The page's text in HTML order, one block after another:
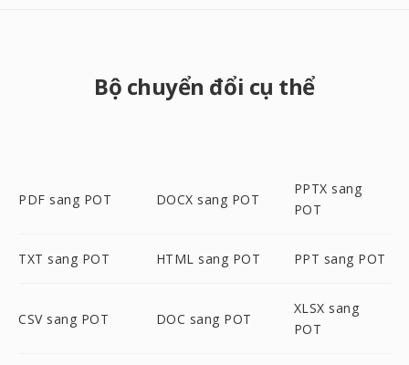
Bộ chuyển đổi cụ thể
PDF sang POT DOCX sang POT
PPTX sang
POT
TXT sang POT HTML sang POT PPT sang POT
CSV sang POT DOC sang POT
XLSX sang
POT